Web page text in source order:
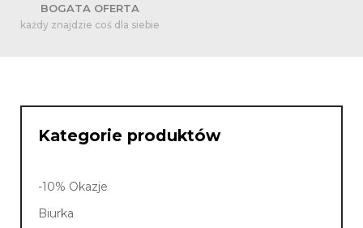
BOGATA OFERTA
każdy znajdzie coś dla siebie
Kategorie produktów
-10% Okazje
Biurka